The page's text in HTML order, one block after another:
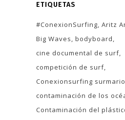
ETIQUETAS
#ConexionSurfing Aritz
Big Waves bodyboard
cine documental de surf
competición de surf
Conexionsurfing
contaminación de los
Contaminación del